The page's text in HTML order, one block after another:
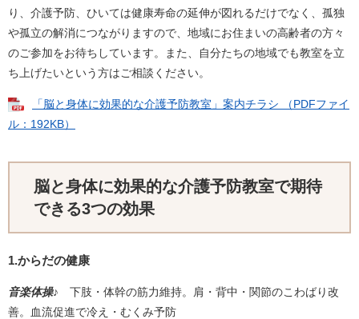
り、介護予防、ひいては健康寿命の延伸が図れるだけでなく、孤独
や孤立の解消につながりますので、地域にお住まいの高齢者の方々
のご参加をお待ちしています。また、自分たちの地域でも教室を立
ち上げたいという方はご相談ください。
「脳と身体に効果的な介護予防教室」案内チラシ （PDFファイ
ル：192KB）
脳と身体に効果的な介護予防教室で期待
できる3つの効果
1.からだの健康
音楽体操♪
下肢・体幹の筋力維持。肩・背中・関節のこわばり改
善。血流促進で冷え・むくみ予防